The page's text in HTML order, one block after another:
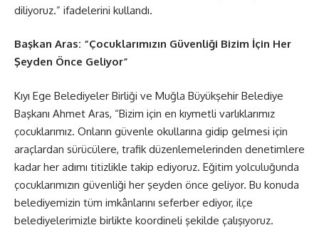
diliyoruz.” ifadelerini kullandı.
Başkan Aras: “Çocuklarımızın Güvenliği Bizim İçin Her
Şeyden Önce Geliyor”
Kıyı Ege Belediyeler Birliği ve Muğla Büyükşehir Belediye
Başkanı Ahmet Aras, “Bizim için en kıymetli varlıklarımız
çocuklarımız. Onların güvenle okullarına gidip gelmesi için
araçlardan sürücülere, trafik düzenlemelerinden denetimlere
kadar her adımı titizlikle takip ediyoruz. Eğitim yolculuğunda
çocuklarımızın güvenliği her şeyden önce geliyor. Bu konuda
belediyemizin tüm imkânlarını seferber ediyor, ilçe
belediyelerimizle birlikte koordineli şekilde çalışıyoruz.